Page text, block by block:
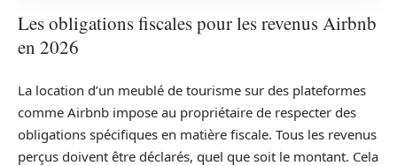
Les obligations fiscales pour les revenus Airbnb
en 2026
La location d’un meublé de tourisme sur des plateformes
comme Airbnb impose au propriétaire de respecter des
obligations spécifiques en matière fiscale. Tous les revenus
perçus doivent être déclarés, quel que soit le montant. Cela